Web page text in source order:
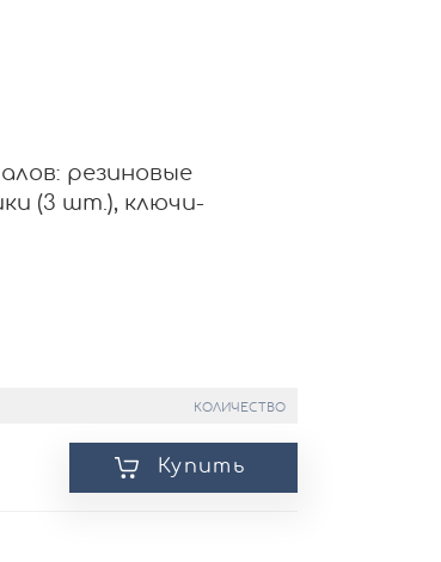
резиновые
(3 шт.), ключи-
КОЛИЧЕСТВО
Купить